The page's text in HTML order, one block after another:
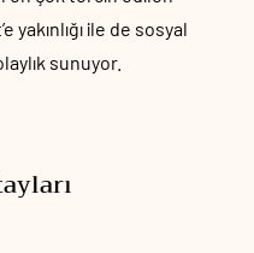
ile de sosyal
sunuyor.